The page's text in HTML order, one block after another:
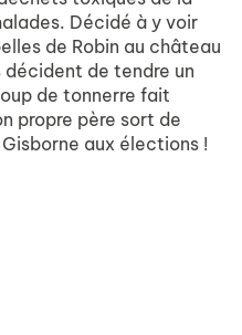
Décidé à y voir
de Robin au château
décident de tendre un
de tonnerre fait
propre père sort de
aux élections !